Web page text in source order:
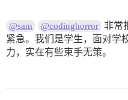
@sam @codinghorror
非常
紧急。我们是学生，面对学
力，实在有些束手无策。